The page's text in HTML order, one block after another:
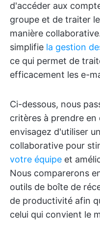
d'accéder aux
groupe et de traiter
manière
simplifie la gestion
ce qui permet de
efficacement les e-
Ci-dessous, nous
critères à prendre
envisagez d'utiliser
collaborative pour
votre équipe et
Nous comparerons
outils de boîte de
de productivité afin
celui qui convient le